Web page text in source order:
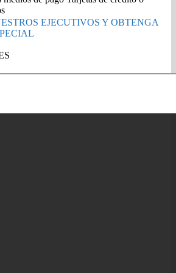
EJECUTIVOS Y OBTENGA